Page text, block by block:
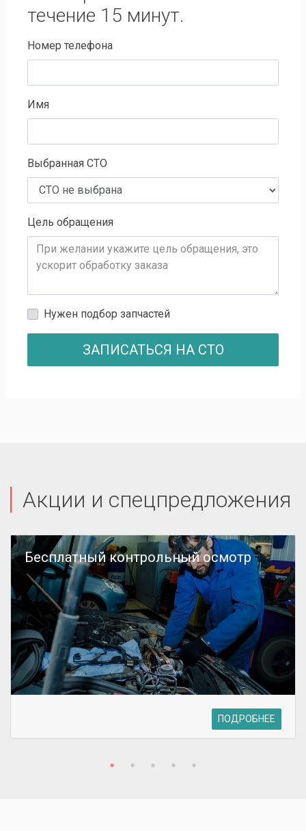
течение 15 минут.
Номер телефона
Имя
Выбранная СТО
Цель обращения
Нужен подбор запчастей
ЗАПИСАТЬСЯ НА СТО
Акции и спецпредложения
Бесплатный контрольный осмотр
ПОДРОБНЕЕ